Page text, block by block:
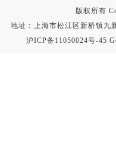
版权所有
地址：上海市松江区新桥镇九
沪ICP备11050024号-45